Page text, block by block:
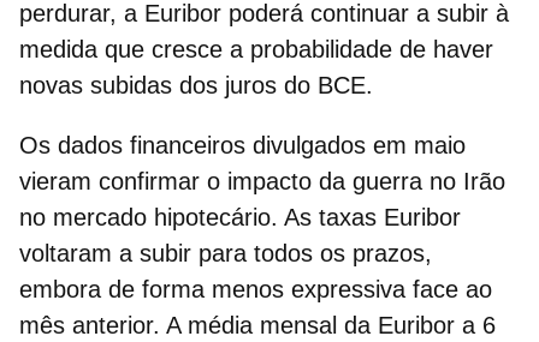
perdurar, a Euribor poderá continuar a subir à
medida que cresce a probabilidade de haver
novas subidas dos juros do BCE.
Os dados financeiros divulgados em maio
vieram confirmar o impacto da guerra no Irão
no mercado hipotecário. As taxas Euribor
voltaram a subir para todos os prazos,
embora de forma menos expressiva face ao
mês anterior. A média mensal da Euribor a 6